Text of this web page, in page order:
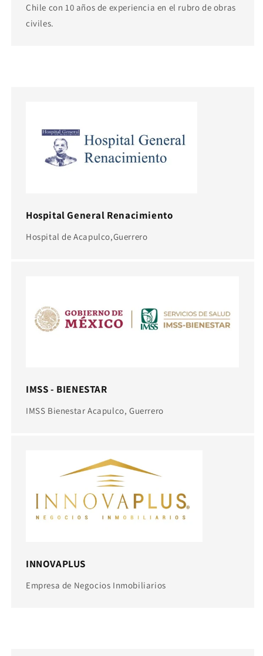
Chile con 10 años de experiencia en el rubro de obras
civiles.
Hospital General Renacimiento
Hospital de Acapulco,Guerrero
IMSS - BIENESTAR
IMSS Bienestar Acapulco, Guerrero
INNOVAPLUS
Empresa de Negocios Inmobiliarios